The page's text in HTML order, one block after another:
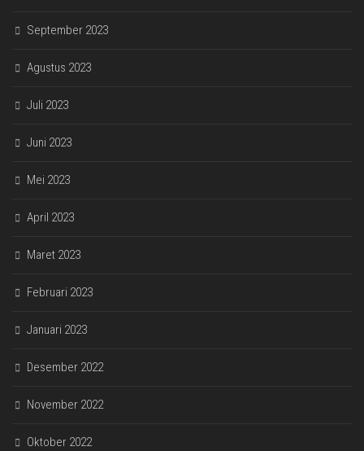
September 2023
Agustus 2023
Juli 2023
Juni 2023
Mei 2023
April 2023
Maret 2023
Februari 2023
Januari 2023
Desember 2022
November 2022
Oktober 2022